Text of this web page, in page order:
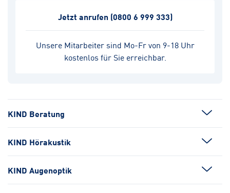
Unsere Mitarbeiter sind Mo-Fr von 9-18 Uhr
kostenlos für Sie erreichbar.
Jetzt anrufen (0800 6 999 333)
KIND Beratung
KIND Hörakustik
KIND Augenoptik